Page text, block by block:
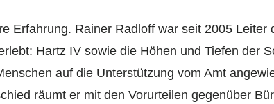
Erfahrung. Rainer Radloff war seit 2005
Hartz IV sowie die Höhen und Tiefen der
auf die Unterstützung vom Amt
räumt er mit den Vorurteilen gegenüber